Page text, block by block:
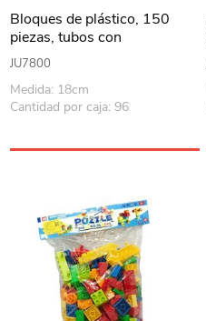
Bloques de plástico, 150
piezas, tubos con
conecciones, en caja
JU7800
Medida: 18cm
Cantidad por caja: 96